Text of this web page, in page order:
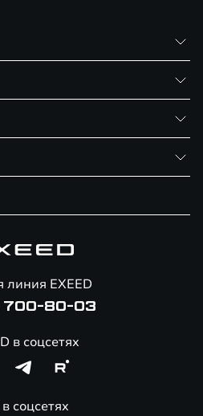
линия EXEED
700-80-03
в соцсетях
соцсетях